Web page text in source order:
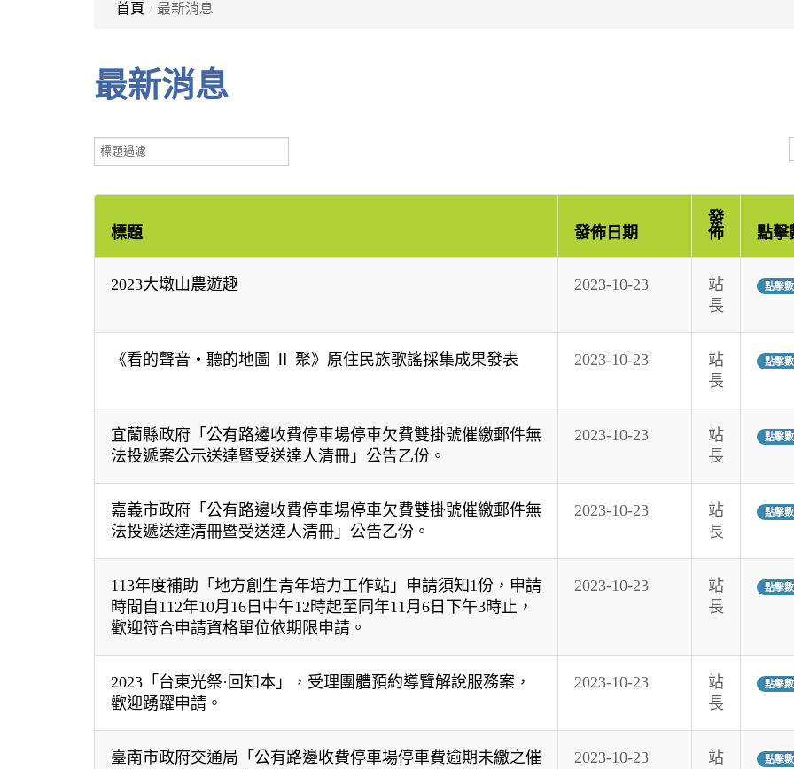
首頁 / 最新消息
最新消息
標
題
標題 發佈日期
發
佈
點擊
2023大墩山農遊趣 2023-10-23
站
長
點擊
《看的聲音‧聽的地圖 Ⅱ 聚》原住民族歌謠採集成果發表 2023-10-23
站
長
點擊
宜蘭縣政府「公有路邊收費停車場停車欠費雙掛號催繳郵件無
法投遞案公示送達暨受送達人清冊」公告乙份。
2023-10-23
站
長
點擊
嘉義市政府「公有路邊收費停車場停車欠費雙掛號催繳郵件無
法投遞送達清冊暨受送達人清冊」公告乙份。
2023-10-23
站
長
點擊
113年度補助「地方創生青年培力工作站」申請須知1份，申請
時間自112年10月16日中午12時起至同年11月6日下午3時止，
歡迎符合申請資格單位依期限申請。
2023-10-23
站
長
點擊
2023「台東光祭·回知本」，受理團體預約導覽解說服務案，
歡迎踴躍申請。
2023-10-23
站
長
點擊
臺南市政府交通局「公有路邊收費停車場停車費逾期未繳之催
2023-10-23
站
點擊